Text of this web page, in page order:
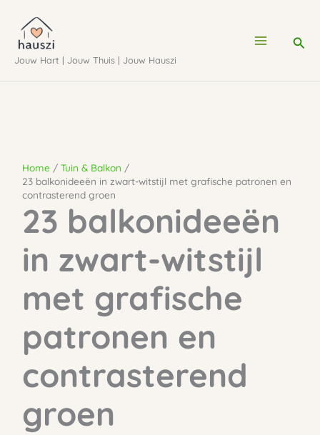
naar
deJouw Hart | Jouw Thuis | Jouw Hauszi
Home
Tuin & Balkon
23 balkonideeën in zwart-witstijl met grafische patronen en
contrasterend groen
23 balkonideeën
in zwart-witstijl
met grafische
patronen en
contrasterend
groen